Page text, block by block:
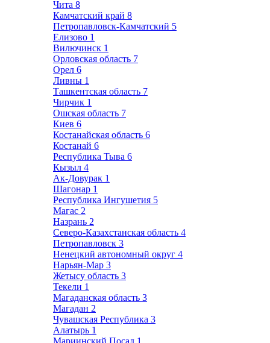
Чита 8
Камчатский край 8
Петропавловск-Камчатский 5
Елизово 1
Вилючинск 1
Орловская область 7
Орел 6
Ливны 1
Ташкентская область 7
Чирчик 1
Ошская область 7
Киев 6
Костанайская область 6
Костанай 6
Республика Тыва 6
Кызыл 4
Ак-Довурак 1
Шагонар 1
Республика Ингушетия 5
Магас 2
Назрань 2
Северо-Казахстанская область 4
Петропавловск 3
Ненецкий автономный округ 4
Нарьян-Мар 3
Жетысу область 3
Текели 1
Магаданская область 3
Магадан 2
Чувашская Республика 3
Алатырь 1
Мариинский Посад 1